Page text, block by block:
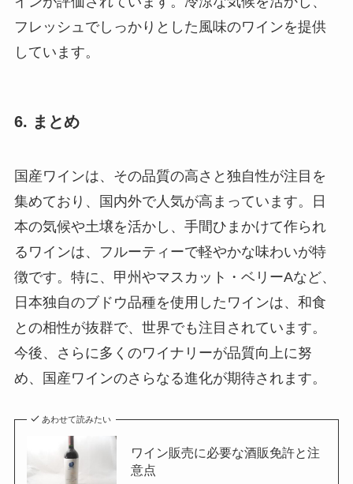
フレッシュでしっかりとした風味のワインを提供
しています。
6. まとめ
国産ワインは、その品質の高さと独自性が注目を
集めており、国内外で人気が高まっています。日
本の気候や土壌を活かし、手間ひまかけて作られ
るワインは、フルーティーで軽やかな味わいが特
徴です。特に、甲州やマスカット・ベリーAなど、
日本独自のブドウ品種を使用したワインは、和食
との相性が抜群で、世界でも注目されています。
今後、さらに多くのワイナリーが品質向上に努
め、国産ワインのさらなる進化が期待されます。
あわせて読みたい
ワイン販売に必要な酒販免許と注
意点